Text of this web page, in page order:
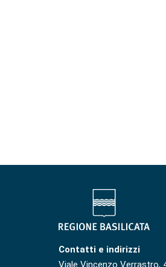
Contatti e indirizzi
Viale Vincenzo Verrastro,